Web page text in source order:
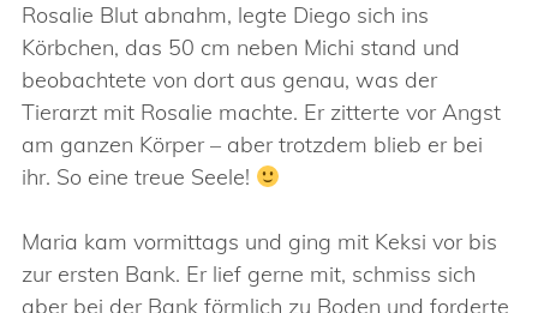
Rosalie Blut abnahm, legte Diego sich ins
Körbchen, das 50 cm neben Michi stand und
beobachtete von dort aus genau, was der
Tierarzt mit Rosalie machte. Er zitterte vor Angst
am ganzen Körper – aber trotzdem blieb er bei
ihr. So eine treue Seele!
Maria kam vormittags und ging mit Keksi vor bis
zur ersten Bank. Er lief gerne mit, schmiss sich
aber bei der Bank förmlich zu Boden und forderte